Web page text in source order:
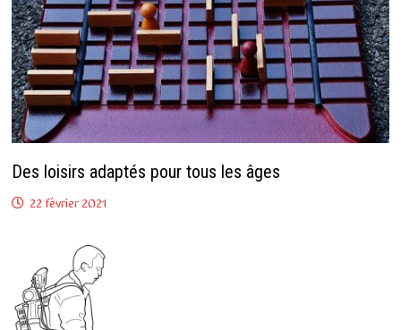
Des loisirs adaptés pour tous les âges
22 février 2021